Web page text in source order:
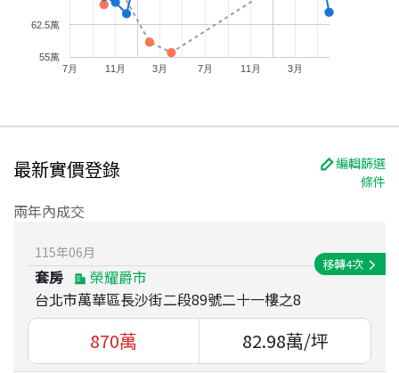
7月 11月 3月 7月 11月 3月
55萬
62.5萬
最新實價登錄
編輯篩選
條件
兩年內成交
115年06月
套房
榮耀爵市
台北市萬華區長沙街二段89號二十一樓之8
移轉4次
870萬 82.98萬/坪